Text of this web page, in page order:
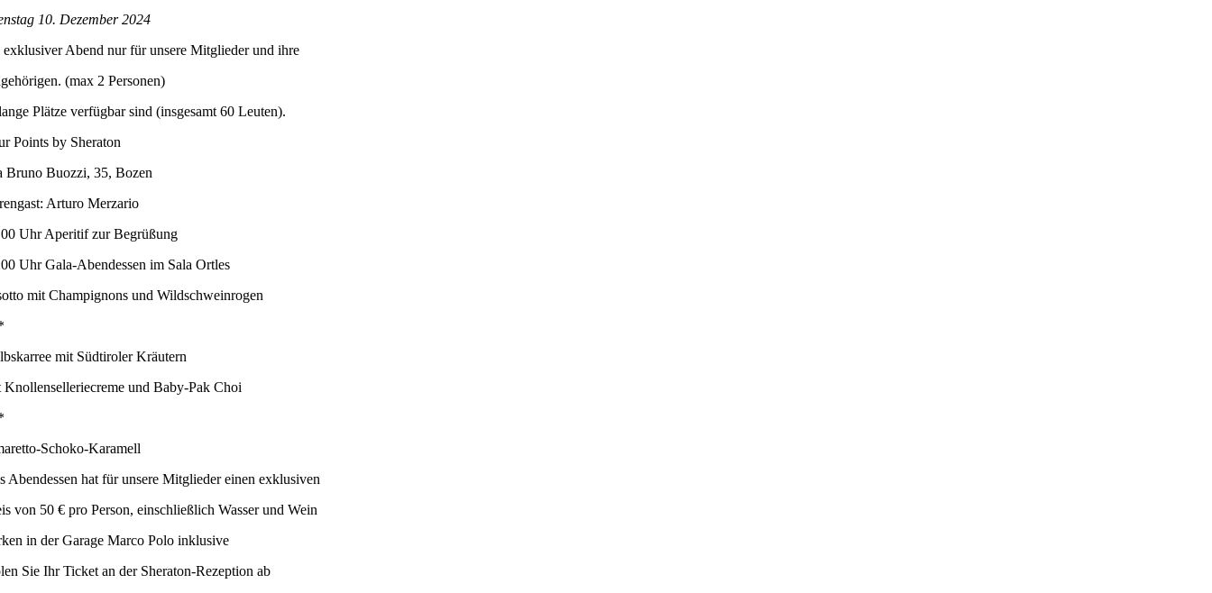
10. Dezember 2024
exklusiver Abend nur für unsere Mitglieder und ihre
(max 2 Personen)
Plätze verfügbar sind (insgesamt 60 Leuten).
Points by Sheraton
Bruno Buozzi, 35, Bozen
Arturo Merzario
Uhr Aperitif zur Begrüßung
Uhr Gala-Abendessen im Sala Ortles
mit Champignons und Wildschweinrogen
mit Südtiroler Kräutern
Knollenselleriecreme und Baby-Pak Choi
Schoko-Karamell
Abendessen hat für unsere Mitglieder einen exklusiven
von 50 € pro Person, einschließlich Wasser und Wein
in der Garage Marco Polo inklusive
Sie Ihr Ticket an der Sheraton-Rezeption ab